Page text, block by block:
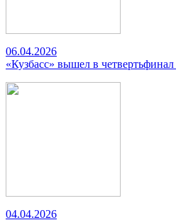
06.04.2026
«Кузбасс» вышел в
04.04.2026